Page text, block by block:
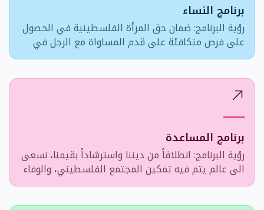
برنامج النساء
رؤية البرنامج: ضمان حق المرأة الفلسطينية في الحصول
على فرص متكافئة على قدم المساواة مع الرجل في
جميع الميادين، و أن تصبح المرأة الفلسطينية مكتفية
برنامج المساعدة
رؤية البرنامج: انطلاقاً من ديننا واسترشاداً بقيمنا، نسعى
الى عالم يتم فيه تمكين المجتمع الفلسطيني، والوفاء
بالالتزامات الاجتماعية، واستجابة لحاجات الناس كوحدة